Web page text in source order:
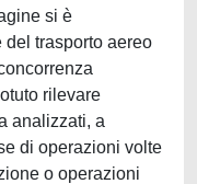
si è
del trasporto aereo
rilevare
analizzati, a
di operazioni volte
o operazioni